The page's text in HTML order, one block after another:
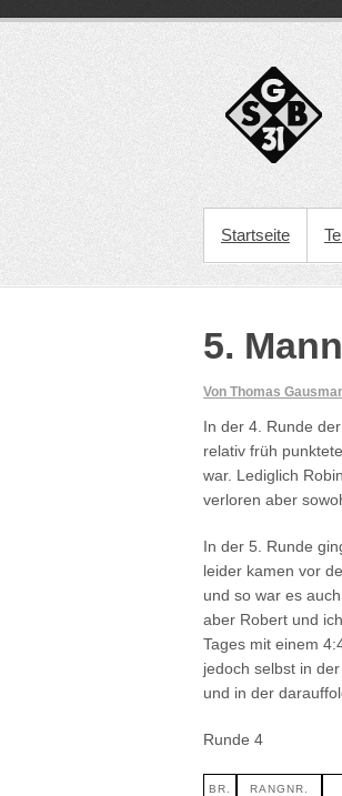
PRIMÄRES
Startseite
5.
Von Thomas
In der 4. Runde
relativ früh
war. Lediglich
verloren aber
In der 5. Runde
leider kamen vor
und so war es
aber Robert und
Tages mit einem
jedoch selbst in
und in der
Runde 4
BR. RANGNR.